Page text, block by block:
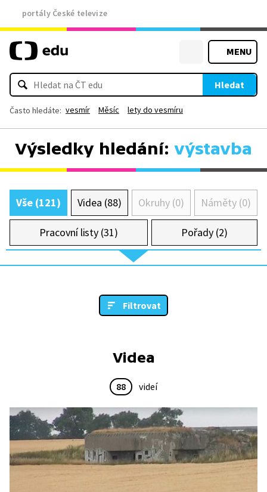
portály České televize
MENU
Hledat
Často hledáte: vesmír Měsíc lety do vesmíru
Výsledky hledání: výstavba
Vše (121) Videa (88) Okruhy (0) Náměty (0)
Pracovní listy (31) Pořady (2)
Filtrovat
Videa
88 videí